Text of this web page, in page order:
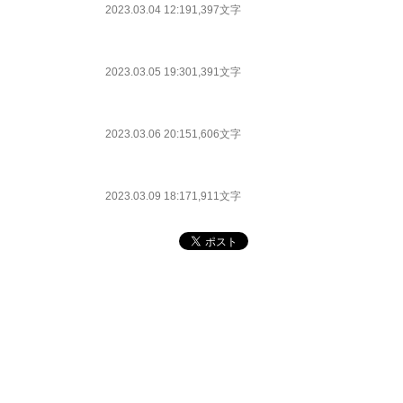
2023.03.04 12:191,397文字
2023.03.05 19:301,391文字
2023.03.06 20:151,606文字
2023.03.09 18:171,911文字